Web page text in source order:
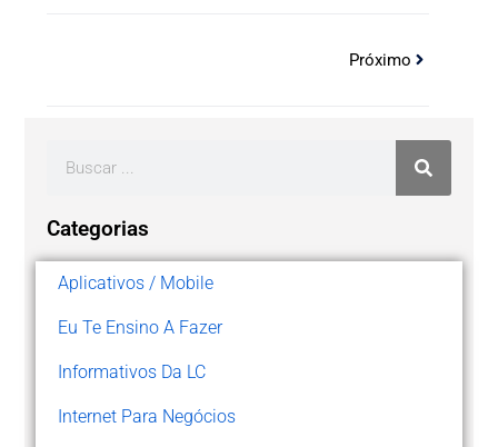
Próximo
Categorias
Aplicativos / Mobile
Eu Te Ensino A Fazer
Informativos Da LC
Internet Para Negócios